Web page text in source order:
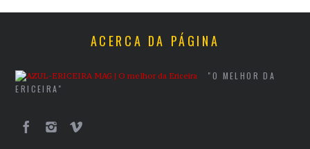
ACERCA DA PÁGINA
"O MELHOR DA
ERICEIRA"